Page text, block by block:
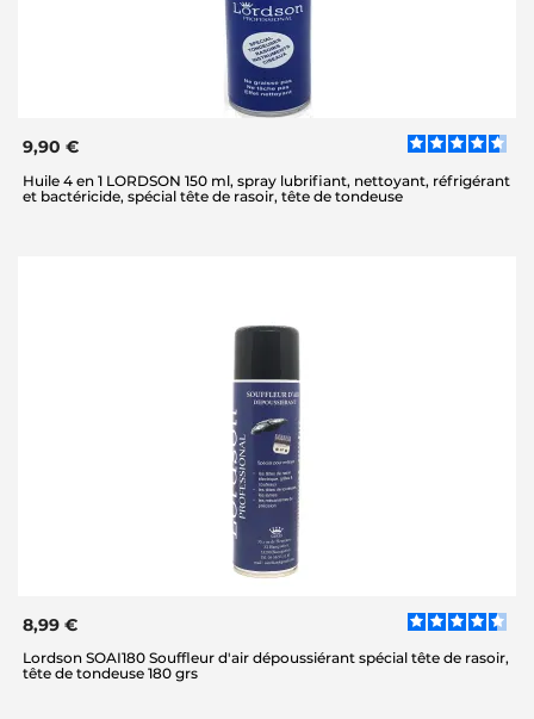
9,90 €
Huile 4 en 1 LORDSON 150 ml, spray lubrifiant, nettoyant, réfrigérant
et bactéricide, spécial tête de rasoir, tête de tondeuse
8,99 €
Lordson SOAI180 Souffleur d'air dépoussiérant spécial tête de rasoir,
tête de tondeuse 180 grs